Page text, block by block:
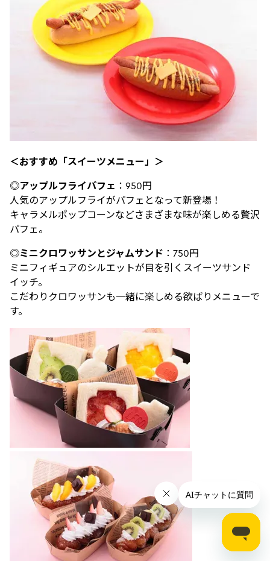
＜おすすめ「スイーツメニュー」＞
◎アップルフライパフェ ：950円
人気のアップルフライがパフェとなって新登場！
キャラメルポップコーンなどさまざまな味が楽しめる贅沢
パフェ。
◎ミニクロワッサンとジャムサンド ：750円
ミニフィギュアのシルエットが目を引くスイーツサンド
イッチ。
こだわりクロワッサンも一緒に楽しめる欲ばりメニューで
す。